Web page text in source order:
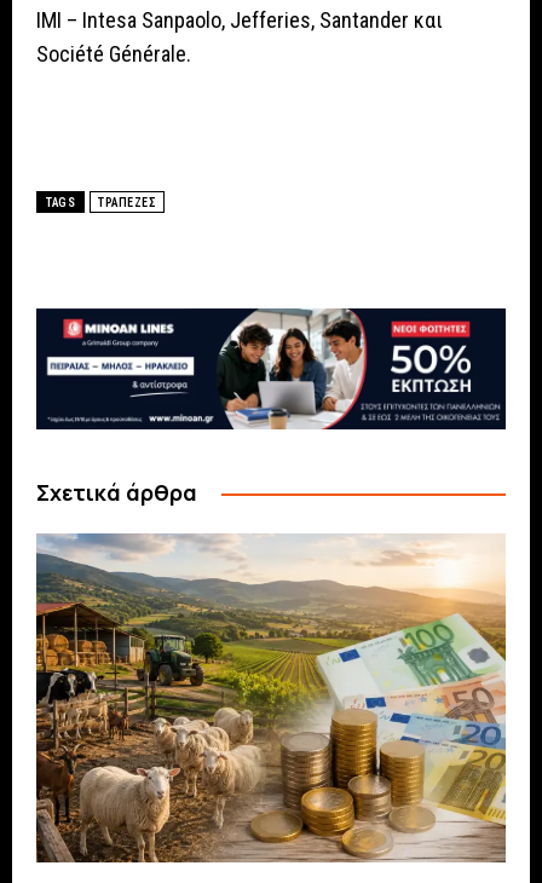
IMI – Intesa Sanpaolo, Jefferies, Santander και
Société Générale.
TAGS ΤΡΑΠΕΖΕΣ
Σχετικά άρθρα